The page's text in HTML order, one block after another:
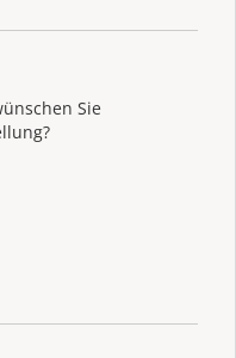
Sie